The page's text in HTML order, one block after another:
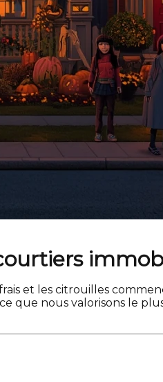
et les citrouilles
que nous valorisons le